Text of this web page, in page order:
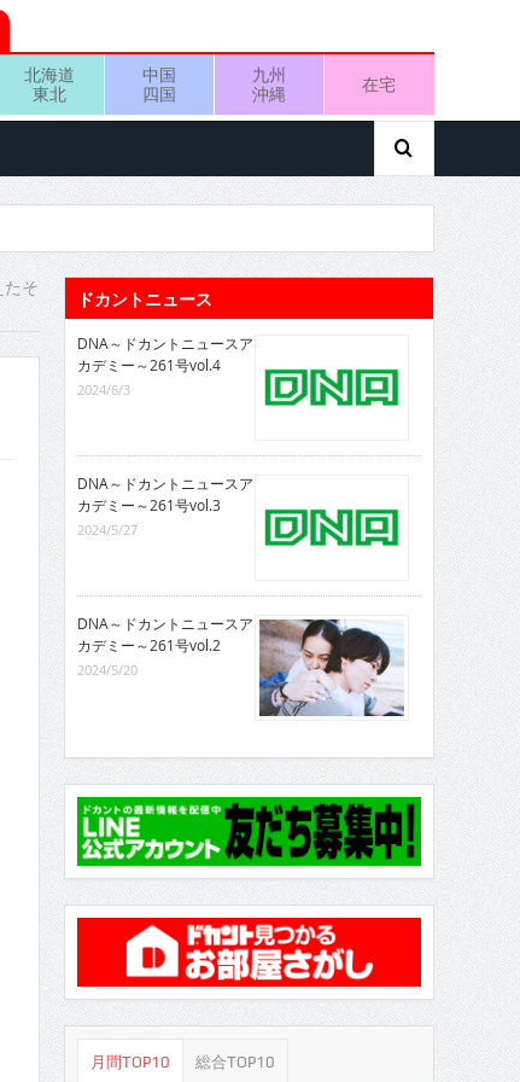
北海道
東北
中国
四国
九州
沖縄
在宅
そ
ドカントニュース
DNA～ドカントニュースア
カデミー～261号vol.4
2024/6/3
DNA～ドカントニュースア
カデミー～261号vol.3
2024/5/27
DNA～ドカントニュースア
カデミー～261号vol.2
2024/5/20
月間TOP10 総合TOP10